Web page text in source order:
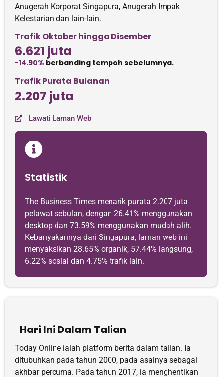
Anugerah Korporat Singapura, Anugerah Impak
Kelestarian dan lain-lain.
Trafik Oktober hingga Disember
6.621 juta
-14.90% berbanding tempoh sebelumnya.
Trafik Purata Bulanan
2.207 juta
Lawati Laman Web
Statistik
The Business Times menarik purata 2.207 juta
pelawat sebulan, dengan 26.41% menggunakan
desktop dan 73.59% menggunakan mudah alih.
Kebanyakannya dari Singapura, laman web ini
menyaksikan 28.65% organik, 57.44% langsung,
6.22% sosial dan 4.75% trafik lain.
Hari Ini Dalam Talian
Today Online ialah platform berita dalam talian. Ia
ditubuhkan pada tahun 2000, pada asalnya sebagai
akhbar percuma. Pada tahun 2017, ia menghentikan